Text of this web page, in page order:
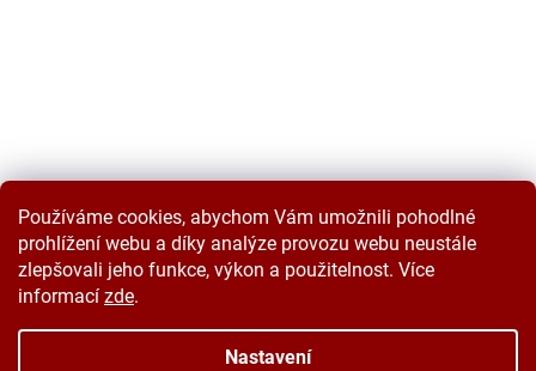
Používáme cookies, abychom Vám umožnili pohodlné
prohlížení webu a díky analýze provozu webu neustále
zlepšovali jeho funkce, výkon a použitelnost. Více
informací zde.
Nastavení